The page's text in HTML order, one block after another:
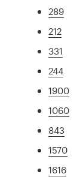
289
212
331
244
1900
1060
843
1570
1616